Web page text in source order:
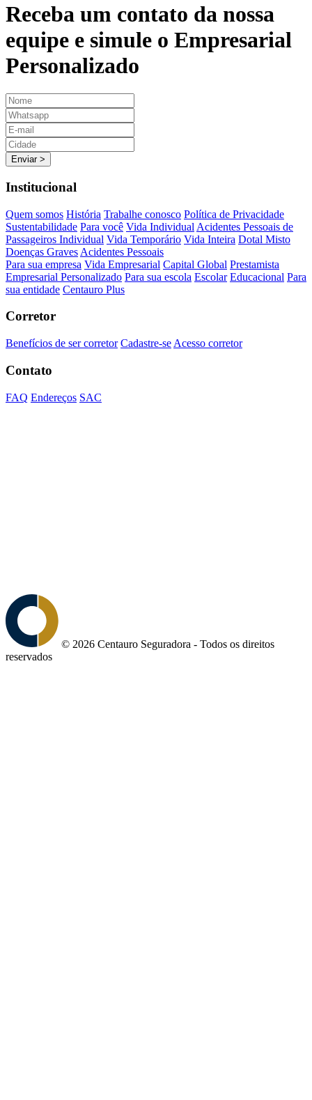
Receba um contato da nossa
equipe e simule o Empresarial
Personalizado
Enviar >
Institucional
Quem somos História Trabalhe conosco Política de Privacidade
Sustentabilidade Para você Vida Individual Acidentes Pessoais de
Passageiros Individual Vida Temporário Vida Inteira Dotal Misto
Doenças Graves Acidentes Pessoais
Para sua empresa Vida Empresarial Capital Global Prestamista
Empresarial Personalizado Para sua escola Escolar Educacional Para
sua entidade Centauro Plus
Corretor
Benefícios de ser corretor Cadastre-se Acesso corretor
Contato
FAQ Endereços SAC
© 2026 Centauro Seguradora - Todos os direitos
reservados